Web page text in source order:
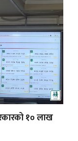
१० लाख